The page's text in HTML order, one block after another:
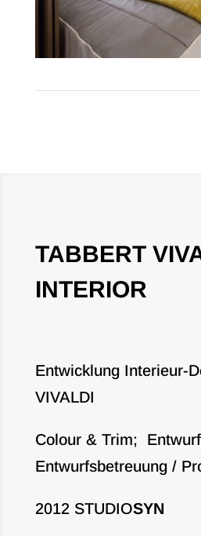
TABBERT
INTERIOR
Entwicklung Interieur-
VIVALDI
Colour & Trim;
Entwurfsbetreuung /
2012 STUDIOSYN